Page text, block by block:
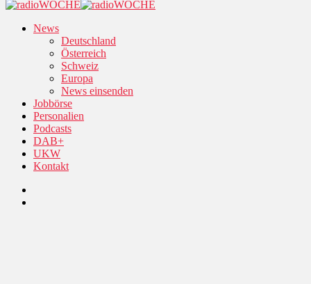
News
Deutschland
Österreich
Schweiz
Europa
News einsenden
Jobbörse
Personalien
Podcasts
DAB+
UKW
Kontakt